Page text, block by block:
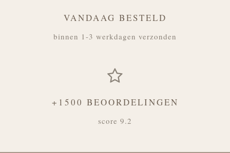
VANDAAG BESTELD
binnen 1-3 werkdagen verzonden
+1500 BEOORDELINGEN
score 9.2